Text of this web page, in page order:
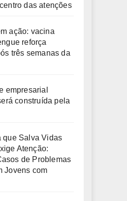
das atenções
ação: vacina
reforça
três semanas da
empresarial
construída pela
que Salva Vidas
Atenção:
de Problemas
Jovens com